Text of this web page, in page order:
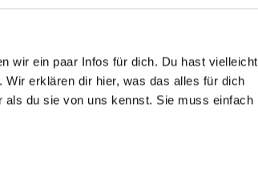
wir ein paar Infos für dich. Du hast vielleicht
erklären dir hier, was das alles für dich
du sie von uns kennst. Sie muss einfach